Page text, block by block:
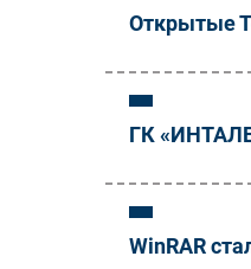
Открытые
ГК
WinRAR